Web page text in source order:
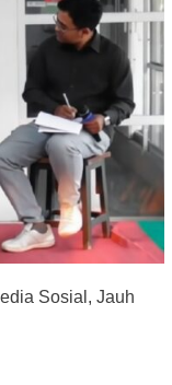
Sosial, Jauh